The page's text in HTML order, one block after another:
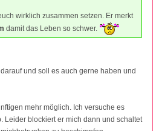
wirklich zusammen setzen. Er merkt
damit das Leben so schwer.
und soll es auch gerne haben und
mehr möglich. Ich versuche es
Leider blockiert er mich dann und schaltet